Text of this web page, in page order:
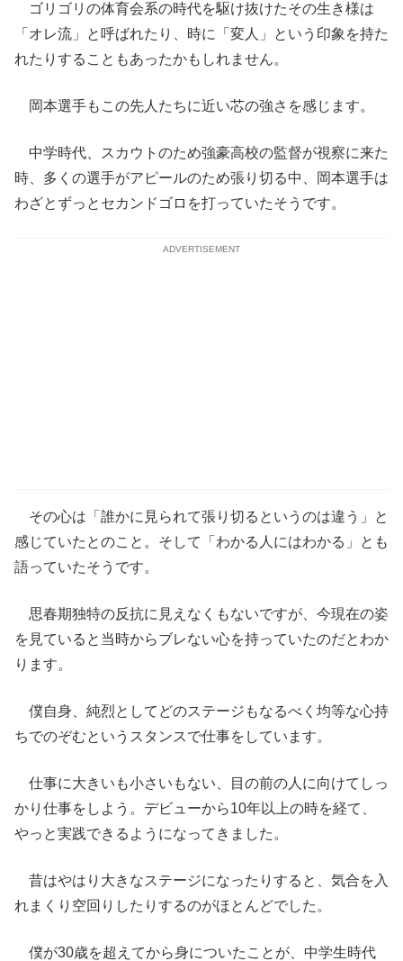
ゴリゴリの体育会系の時代を駆け抜けたその生き様は
「オレ流」と呼ばれたり、時に「変人」という印象を持た
れたりすることもあったかもしれません。
岡本選手もこの先人たちに近い芯の強さを感じます。
中学時代、スカウトのため強豪高校の監督が視察に来た
時、多くの選手がアピールのため張り切る中、岡本選手は
わざとずっとセカンドゴロを打っていたそうです。
ADVERTISEMENT
その心は「誰かに見られて張り切るというのは違う」と
感じていたとのこと。そして「わかる人にはわかる」とも
語っていたそうです。
思春期独特の反抗に見えなくもないですが、今現在の姿
を見ていると当時からブレない心を持っていたのだとわか
ります。
僕自身、純烈としてどのステージもなるべく均等な心持
ちでのぞむというスタンスで仕事をしています。
仕事に大きいも小さいもない、目の前の人に向けてしっ
かり仕事をしよう。デビューから10年以上の時を経て、
やっと実践できるようになってきました。
昔はやはり大きなステージになったりすると、気合を入
れまくり空回りしたりするのがほとんどでした。
僕が30歳を超えてから身についたことが、中学生時代